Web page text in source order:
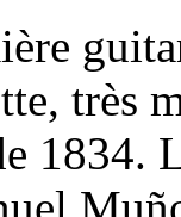
très
1834.